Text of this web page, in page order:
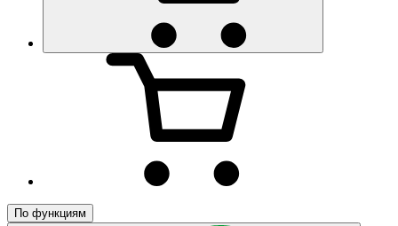
По функциям